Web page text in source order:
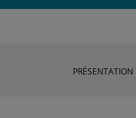
PRÉSENTATION